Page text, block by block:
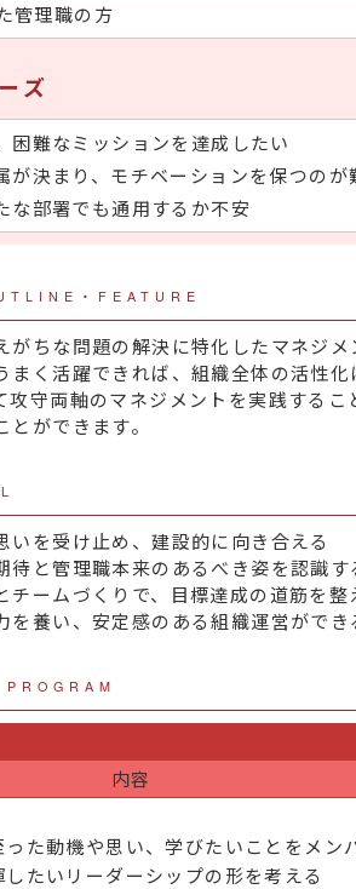
管理職の方
ズ
困難なミッションを達成したい
が決まり、モチベーションを保つのが
な部署でも通用するか不安
・FEATURE
ちな問題の解決に特化したマネジ
く活躍できれば、組織全体の活性
攻守両軸のマネジメントを実践する
ができます。
を受け止め、建設的に向き合える
と管理職本来のあるべき姿を認識す
ームづくりで、目標達成の道筋を整
養い、安定感のある組織運営ができ
PROGRAM
内容
た動機や思い、学びたいことをメン
たいリーダーシップの形を考える
インソースブログ「
ご紹介